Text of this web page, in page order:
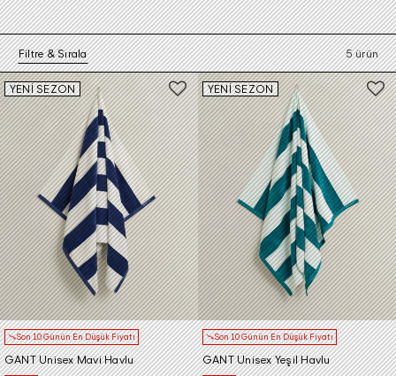
Filtre & Sırala 5 ürün
YENİ SEZON
Son 10 Günün En Düşük Fiyatı
GANT Unisex Mavi Havlu
YENİ SEZON
Son 10 Günün En Düşük Fiyatı
GANT Unisex Yeşil Havlu